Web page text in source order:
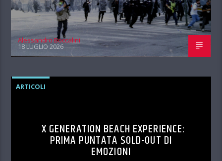
Alessandro Boccalini
18 LUGLIO 2026
ARTICOLI
X GENERATION BEACH EXPERIENCE:
PRIMA PUNTATA SOLD-OUT DI
EMOZIONI